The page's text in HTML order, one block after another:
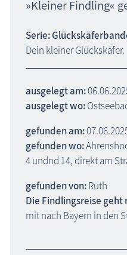
»Kleiner Findling«
Serie:
Dein kleiner Glückskäfer.
ausgelegt am:
ausgelegt wo:
gefunden am:
gefunden wo:
4 undnd 14, direkt am
gefunden von:Ruth
Die Findlingsreise geht
mit nach Bayern in den